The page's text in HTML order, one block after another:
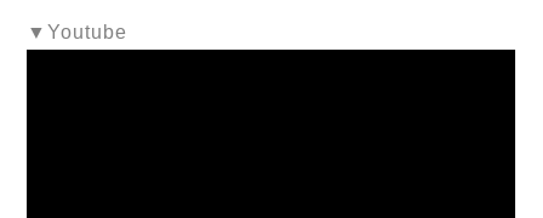
▼Youtube